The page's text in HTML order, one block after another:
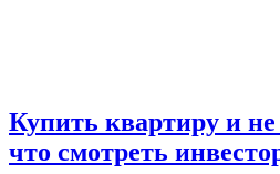
Купить квартиру и не
что смотреть